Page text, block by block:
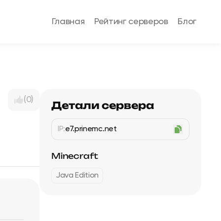
Главная Рейтинг серверов Блог
(0) Детали сервера
IP:e7.prinemc.net
Minecraft
Java Edition